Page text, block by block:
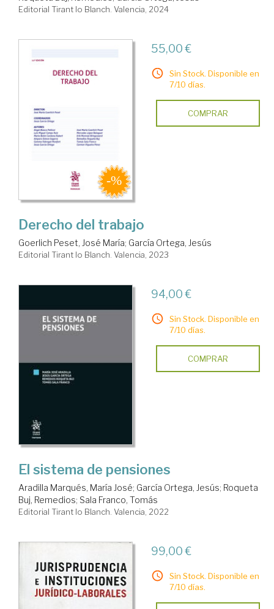
Editorial Tirant lo Blanch. Valencia, 2024
55,00 €
Sin Stock. Disponible en
7/10 días.
COMPRAR
Derecho del trabajo
Goerlich Peset, José María; García Ortega, Jesús
Editorial Tirant lo Blanch. Valencia, 2023
94,00 €
Sin Stock. Disponible en
7/10 días.
COMPRAR
El sistema de pensiones
Aradilla Marqués, María José; García Ortega, Jesús; Roqueta
Buj, Remedios; Sala Franco, Tomás
Editorial Tirant lo Blanch. Valencia, 2022
99,00 €
Sin Stock. Disponible en
7/10 días.